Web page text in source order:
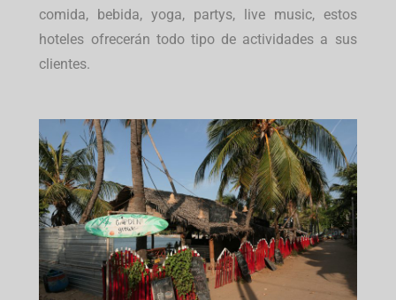
comida, bebida, yoga, partys, live music, estos
hoteles ofrecerán todo tipo de actividades a sus
clientes.